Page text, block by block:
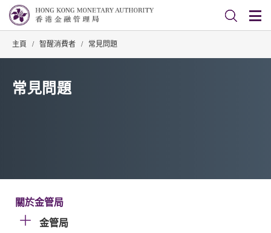
主頁 / 智醒消費者 / 常見問題
常見問題
關於金管局
金管局